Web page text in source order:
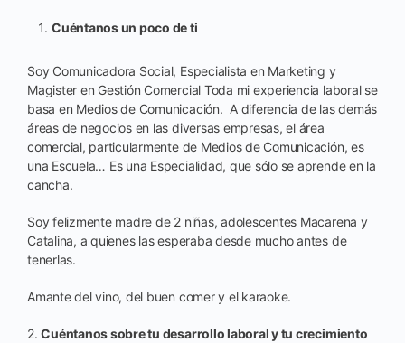
Cuéntanos un poco de ti
Soy Comunicadora Social, Especialista en Marketing y
Magister en Gestión Comercial Toda mi experiencia laboral se
basa en Medios de Comunicación. A diferencia de las demás
áreas de negocios en las diversas empresas, el área
comercial, particularmente de Medios de Comunicación, es
una Escuela… Es una Especialidad, que sólo se aprende en la
cancha.
Soy felizmente madre de 2 niñas, adolescentes Macarena y
Catalina, a quienes las esperaba desde mucho antes de
tenerlas.
Amante del vino, del buen comer y el karaoke.
2.Cuéntanos sobre tu desarrollo laboral y tu crecimiento